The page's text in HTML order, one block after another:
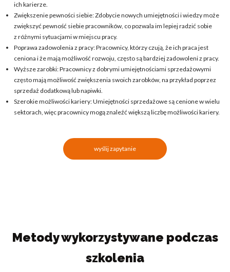
ich karierze.
Zwiększenie pewności siebie: Zdobycie nowych umiejętności i wiedzy może
zwiększyć pewność siebie pracowników, co pozwala im lepiej radzić sobie
z różnymi sytuacjami w miejscu pracy.
Poprawa zadowolenia z pracy: Pracownicy, którzy czują, że ich praca jest
ceniona i że mają możliwość rozwoju, często są bardziej zadowoleni z pracy.
Wyższe zarobki: Pracownicy z dobrymi umiejętnościami sprzedażowymi
często mają możliwość zwiększenia swoich zarobków, na przykład poprzez
sprzedaż dodatkową lub napiwki.
Szerokie możliwości kariery: Umiejętności sprzedażowe są cenione w wielu
sektorach, więc pracownicy mogą znaleźć większą liczbę możliwości kariery.
wyślij zapytanie
Metody wykorzystywane podczas
szkolenia